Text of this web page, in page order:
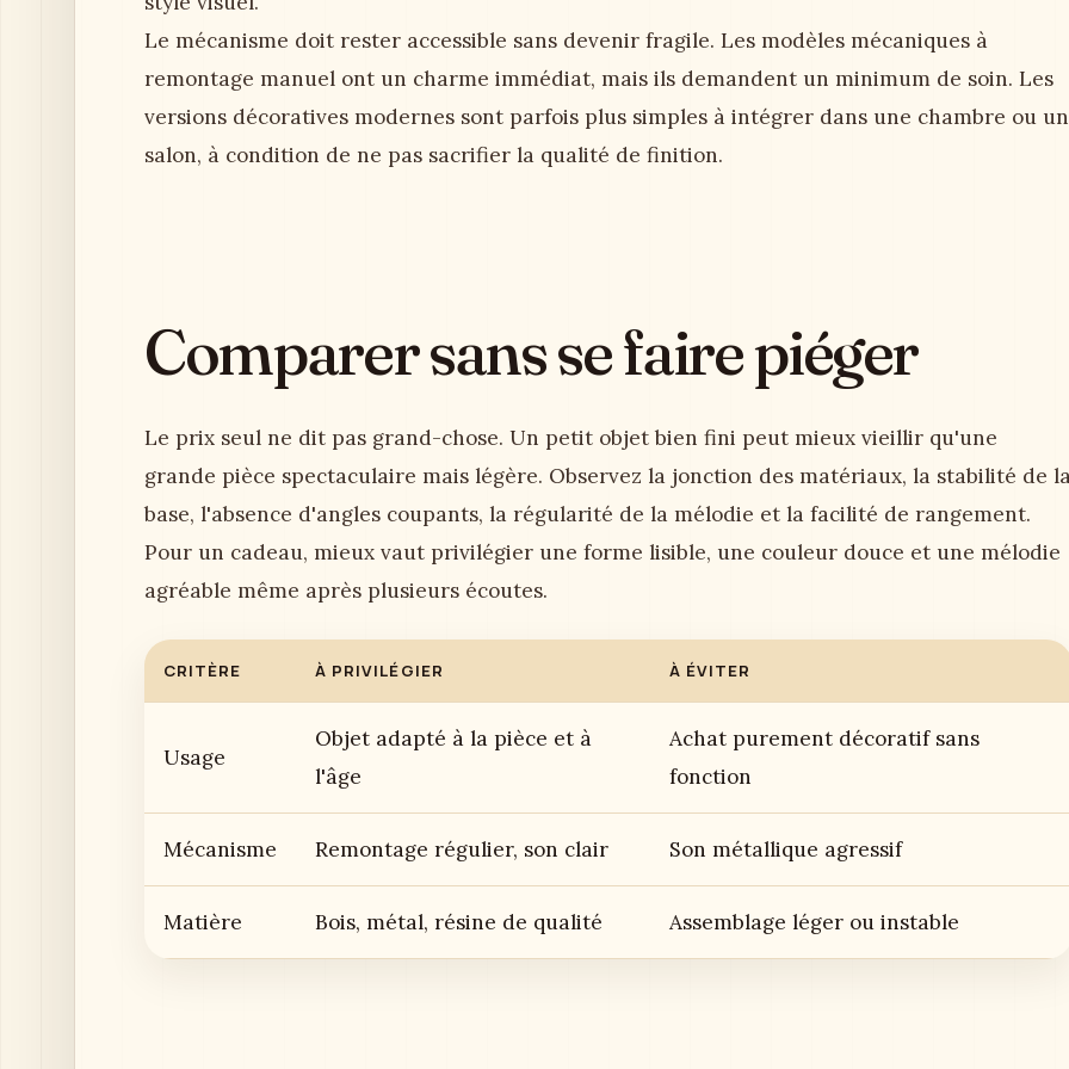
Le mécanisme doit rester accessible sans devenir fragile. Les modèles mécaniques à
remontage manuel ont un charme immédiat, mais ils demandent un minimum de soin. Les
versions décoratives modernes sont parfois plus simples à intégrer dans une chambre ou un
salon, à condition de ne pas sacrifier la qualité de finition.
Comparer sans se faire piéger
Le prix seul ne dit pas grand-chose. Un petit objet bien fini peut mieux vieillir qu'une
grande pièce spectaculaire mais légère. Observez la jonction des matériaux, la stabilité de
base, l'absence d'angles coupants, la régularité de la mélodie et la facilité de rangement.
Pour un cadeau, mieux vaut privilégier une forme lisible, une couleur douce et une mélodie
agréable même après plusieurs écoutes.
CRITÈRE À PRIVILÉGIER À ÉVITER
Usage
Objet adapté à la pièce et à
l'âge
Achat purement décoratif sans
fonction
Mécanisme Remontage régulier, son clair Son métallique agressif
Matière Bois, métal, résine de qualité Assemblage léger ou instable